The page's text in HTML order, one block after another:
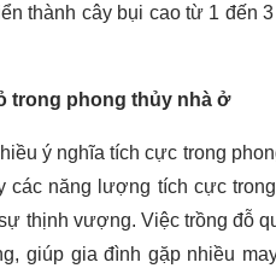
thành cây bụi cao từ 1 đến
trong phong thủy nhà ở
ý nghĩa tích cực trong
các năng lượng tích cực
thịnh vượng. Việc trồng đỗ
giúp gia đình gặp nhiều